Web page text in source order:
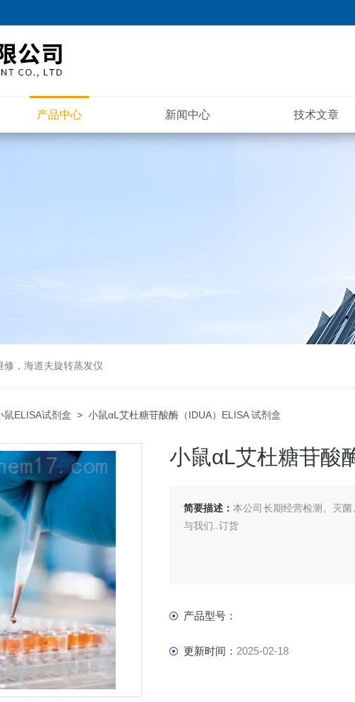
产品中心 新闻中心 技术文章
，海道夫旋转蒸发仪
鼠ELISA试剂盒 > 小鼠αL艾杜糖苷酸酶（IDUA）ELISA 试剂盒
小鼠αL艾杜糖苷酸
简要描述：本公司长期经营检测、灭
与我们..订货
产品型号：
更新时间： 2025-02-18